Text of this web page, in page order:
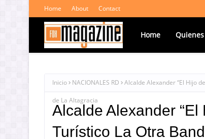
Home About Contact
Home
Inicio NACIONALES RD Alcalde Alexander “El Hijo
de La Altagracia
Alcalde Alexander
Turístico La Otra